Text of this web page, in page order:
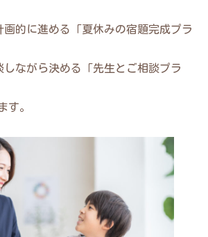
画的に進める「夏休みの宿題完成プラ
しながら決める「先生とご相談プラ
す。